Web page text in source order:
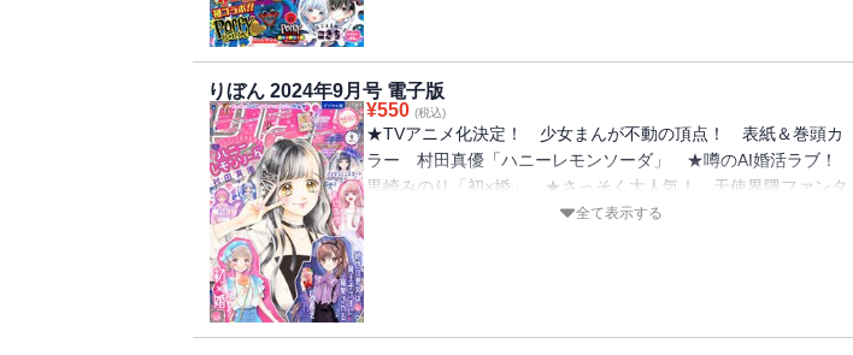
れる」 ★大人気の歌い手集団のコミカライズ！ こきち 監
修：VOISING「いれいすハウスへようこそ！～個性バラバラな
歌い手が一緒に住むことになった件～」 ★ピュア度1000%の
初恋に話題集中！ 虹沢羽見「青に落雷」 ★生活力0女子×ハ
イスぺ男子の同居ラブ！ 行村コウ「拾った戌井くんと恋をす
りぼん 2024年9月号 電子版
¥550 (税込)
★TVアニメ化決定！ 少女まんが不動の頂点！ 表紙＆巻頭カ
ラー 村田真優「ハニーレモンソーダ」 ★噂のAI婚活ラブ！
黒崎みのり「初×婚」 ★さっそく大人気！ 天使界隈ファンタ
ジー こきち「えんじぇるめいと」 ★圧倒的人気の溺愛ファン
全て表示する